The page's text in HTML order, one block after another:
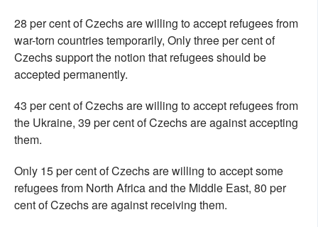
28 per cent of Czechs are willing to accept refugees from
war-torn countries temporarily, Only three per cent of
Czechs support the notion that refugees should be
accepted permanently.
43 per cent of Czechs are willing to accept refugees from
the Ukraine, 39 per cent of Czechs are against accepting
them.
Only 15 per cent of Czechs are willing to accept some
refugees from North Africa and the Middle East, 80 per
cent of Czechs are against receiving them.